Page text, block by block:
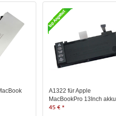
A1322 für Apple
MacBookPro 13Inch akku
45 € *